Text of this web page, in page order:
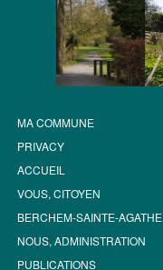
MA COMMUNE
PRIVACY
ACCUEIL
VOUS, CITOYEN
BERCHEM-SAINTE-AGATHE
NOUS, ADMINISTRATION
PUBLICATIONS